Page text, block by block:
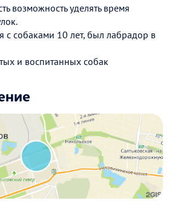
возможность уделять время
с собаками 10 лет, был лабрадор в
и воспитанных собак